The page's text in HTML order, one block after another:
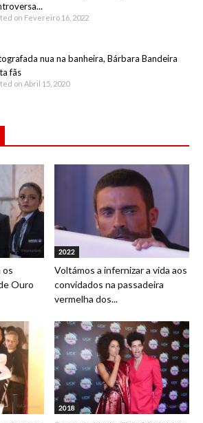
on Fevereiro 16, 2022
nua na banheira, Bárbara Bandeira
fãs
on Abril 15, 2020
os
Ouro
2022
Voltámos a infernizar a vida aos
convidados na passadeira
vermelha dos...
2018